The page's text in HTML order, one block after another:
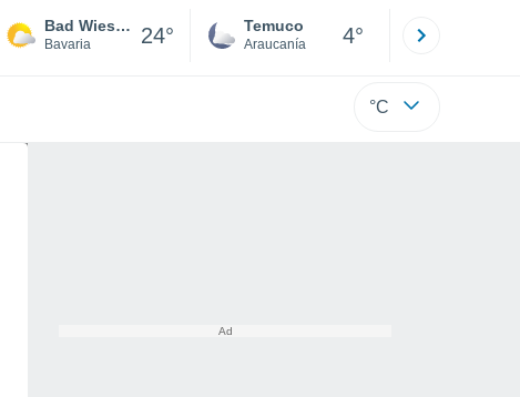
Bad Wiessee
Bavaria 24° Temuco
Araucanía 4°
°C